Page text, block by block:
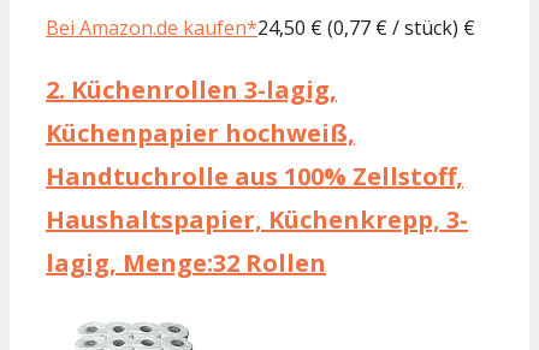
Bei Amazon.de kaufen*24,50 € (0,77 € / stück) €
2. Küchenrollen 3-lagig,
Küchenpapier hochweiß,
Handtuchrolle aus 100% Zellstoff,
Haushaltspapier, Küchenkrepp, 3-
lagig, Menge:32 Rollen